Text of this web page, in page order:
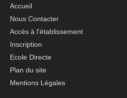
Accueil
Nous Contacter
Accès à l'établissement
Inscription
Ecole Directe
Plan du site
Mentions Légales